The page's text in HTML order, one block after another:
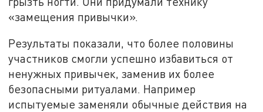
«замещения привычки».
Результаты показали, что более половины
участников смогли успешно избавиться от
ненужных привычек, заменив их более
безопасными ритуалами. Например
испытуемые заменяли обычные действия на